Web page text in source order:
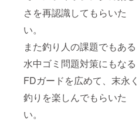
さを再認識してもらいた
い。
また釣り人の課題でもある
水中ゴミ問題対策にもなる
FDガードを広めて、末永く
釣りを楽しんでもらいた
い。